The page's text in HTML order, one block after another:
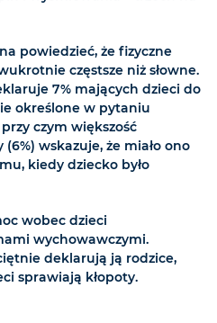
powiedzieć, że fizyczne
częstsze niż słowne.
7% mających dzieci do
określone w pytaniu
czym większość
wskazuje, że miało ono
kiedy dziecko było
wobec dzieci
wychowawczymi.
deklarują ją rodzice,
sprawiają kłopoty.